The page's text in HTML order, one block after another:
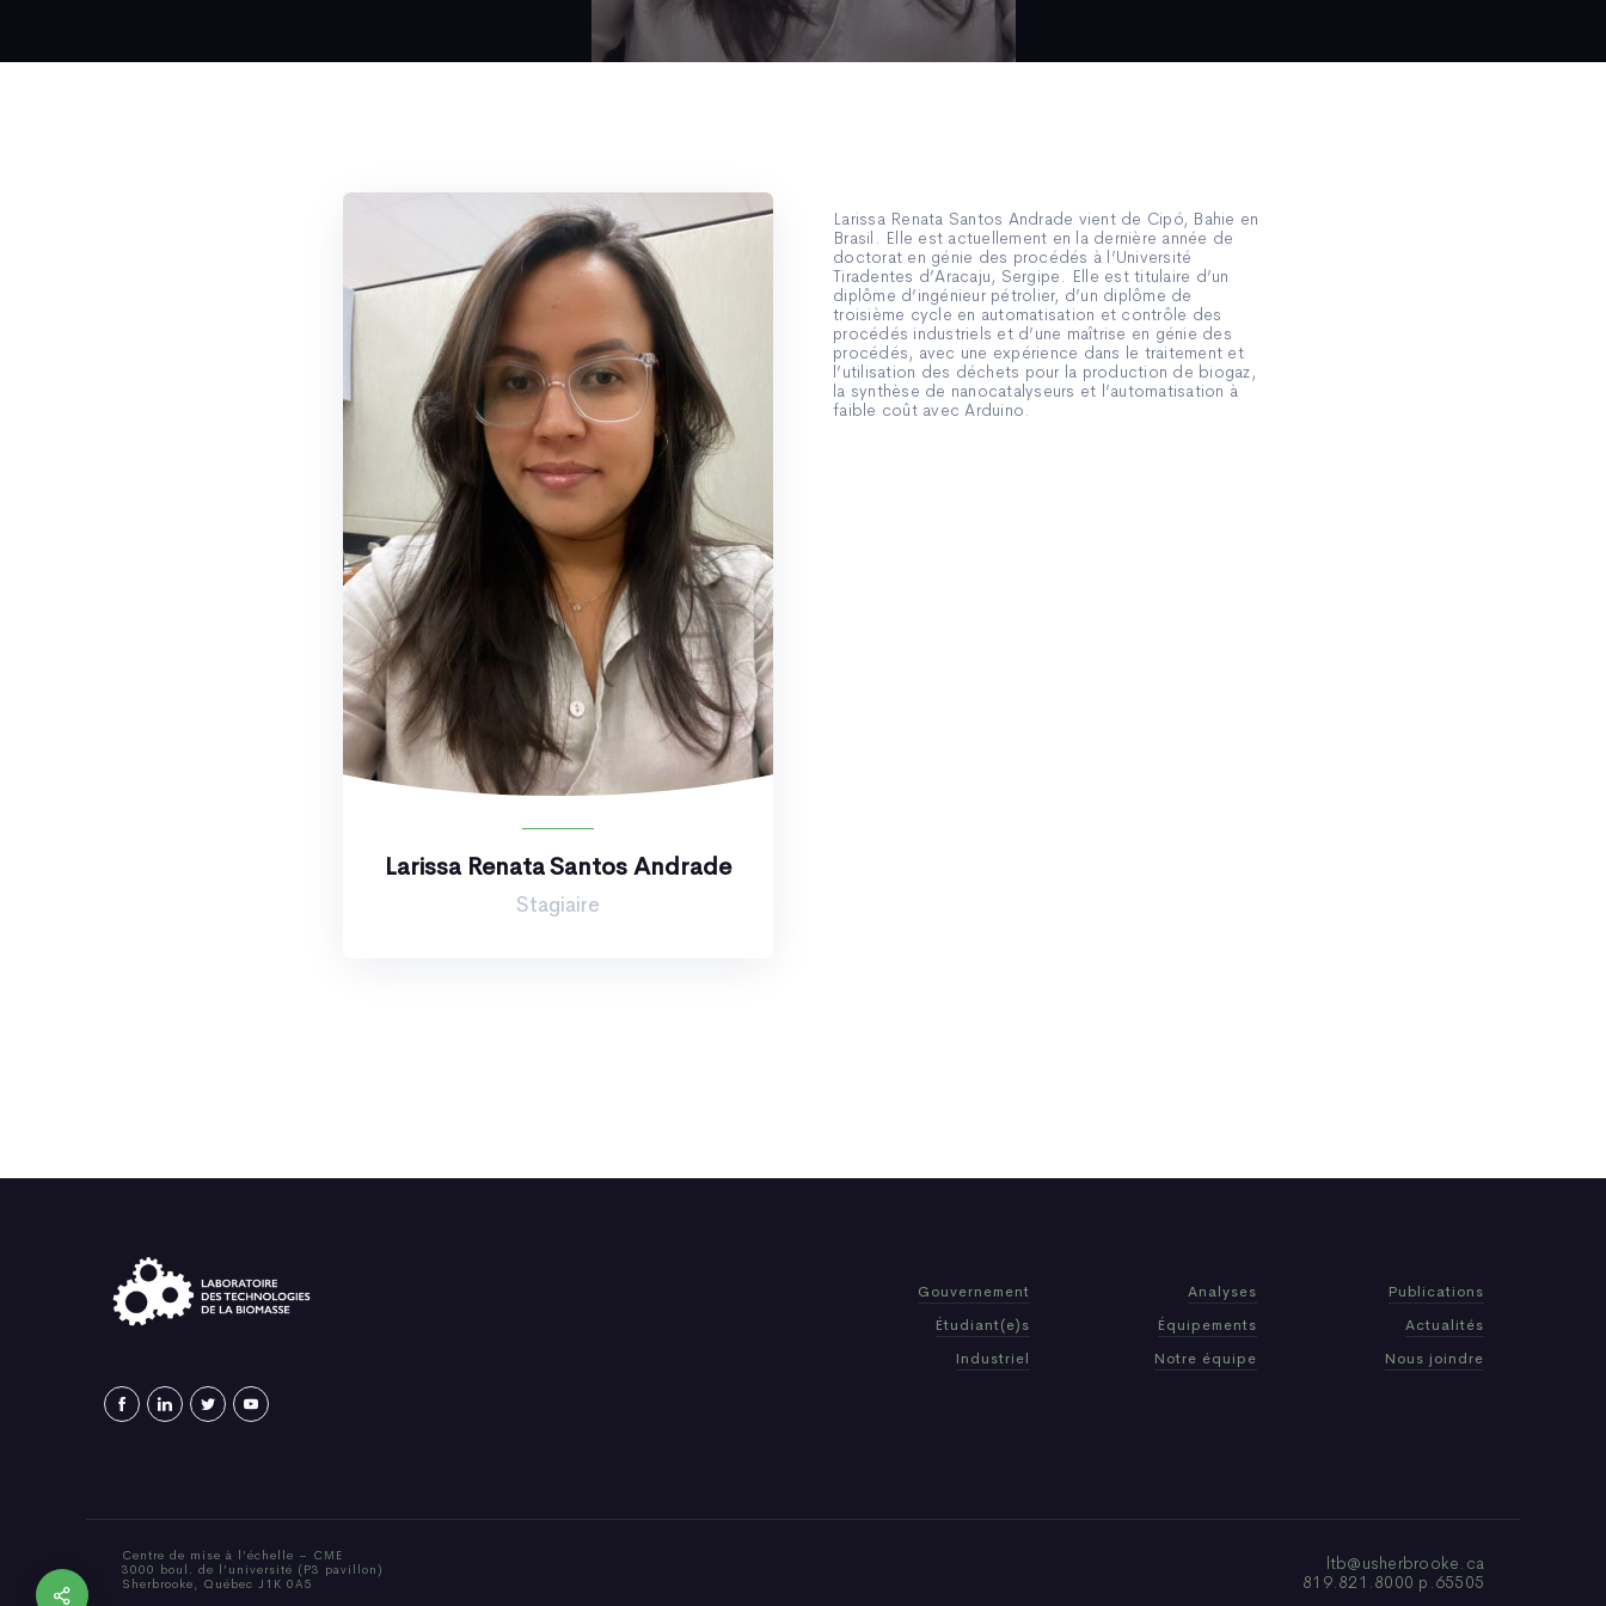
Larissa Renata Santos Andrade
Stagiaire
Larissa Renata Santos Andrade vient de Cipó, Bahie en
Brasil. Elle est actuellement en la dernière année de
doctorat en génie des procédés à l’Université
Tiradentes d’Aracaju, Sergipe. Elle est titulaire d’un
diplôme d’ingénieur pétrolier, d’un diplôme de
troisième cycle en automatisation et contrôle des
procédés industriels et d’une maîtrise en génie des
procédés, avec une expérience dans le traitement et
l’utilisation des déchets pour la production de biogaz,
la synthèse de nanocatalyseurs et l’automatisation à
faible coût avec Arduino.
Gouvernement
Étudiant(e)s
Industriel
Analyses
Équipements
Notre équipe
Publications
Actualités
Nous joindre
Centre de mise à l’échelle – CME
3000 boul. de l’université (P3 pavillon)
Sherbrooke, Québec J1K 0A5
ltb@usherbrooke.ca
819.821.8000 p.65505